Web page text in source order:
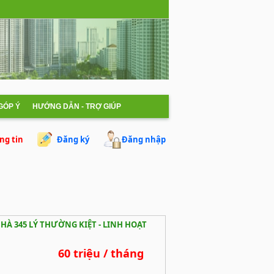
Ý HƯỚNG DẪN - TRỢ GIÚP
tin Đăng ký Đăng nhập
345 LÝ THƯỜNG KIỆT - LINH HOẠT
60 triệu / tháng